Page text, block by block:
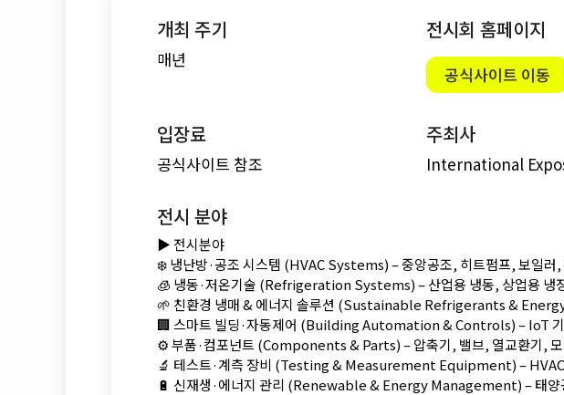
개최 주기
매년
전시회 홈페이지
공식사이트 이동
입장료
공식사이트 참조
주최사
International
전시 분야
▶️ 전시분야
❄️ 냉난방·공조 시스템 (HVAC Systems) – 중앙공조, 히트펌프, 보일러,
🧊 냉동·저온기술 (Refrigeration Systems) – 산업용 냉동, 상업용 냉
🌱 친환경 냉매 & 에너지 솔루션 (Sustainable Refrigerants &
🏢 스마트 빌딩·자동제어 (Building Automation & Controls) – IoT
⚙️ 부품·컴포넌트 (Components & Parts) – 압축기, 밸브, 열교환기,
🔬 테스트·계측 장비 (Testing & Measurement Equipment) – HVAC
🔋 신재생·에너지 관리 (Renewable & Energy Management) – 태양